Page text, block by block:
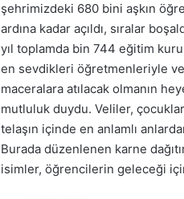
şehrimizdeki 680 bini aşkın
ardına kadar açıldı, sıralar
yıl toplamda bin 744 eğitim
en sevdikleri öğretmenleriyle
maceralara atılacak olmanın
mutluluk duydu. Veliler,
telaşın içinde en anlamlı
Burada düzenlenen karne
isimler, öğrencilerin geleceği